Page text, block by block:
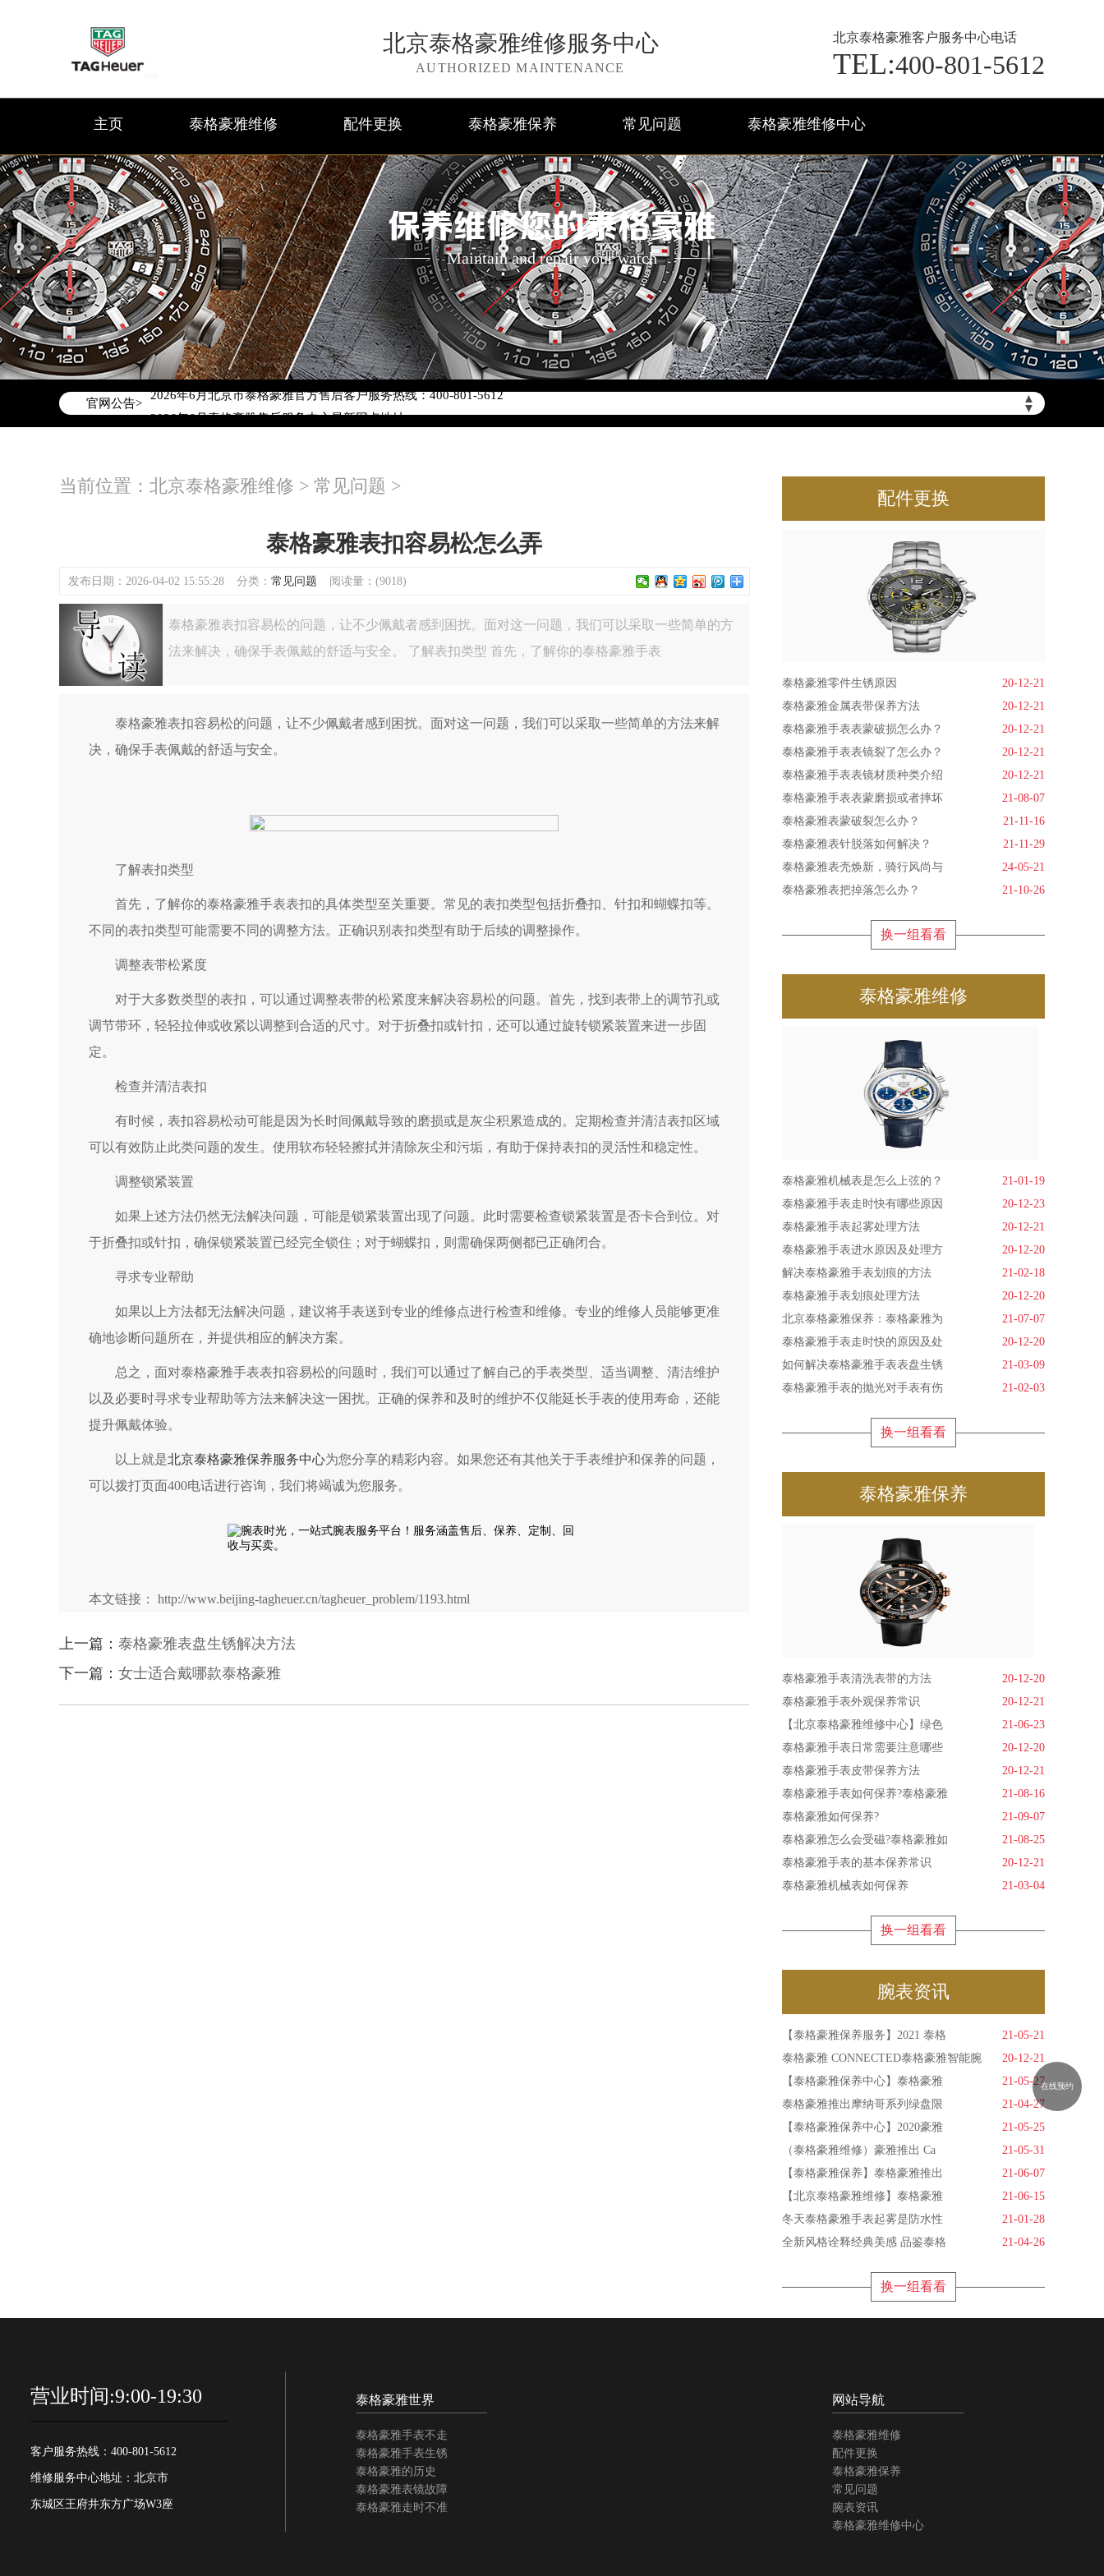
北京泰格豪雅维修服务中心
AUTHORIZED MAINTENANCE
北京泰格豪雅客户服务中心电话
TEL:400-801-5612
主页 泰格豪雅维修 配件更换 泰格豪雅保养 常见问题 泰格豪雅维修中心
保养维修您的泰格豪雅
Maintain and repair your watch
官网公告> ▲
▼
2026年6月泰格豪雅北京市售后服务网络优化升级公告
2026年6月北京市泰格豪雅官方售后客户服务热线：400-801-5612
2026年6月泰格豪雅售后服务中心最新网点地址：
北京市朝阳区建国门外大街甲6号华熙国际中心D座11层1102室泰格豪雅售后服务中心（需提前预约）
当前位置： 北京泰格豪雅维修 > 常见问题 >
泰格豪雅表扣容易松怎么弄
发布日期：2026-04-02 15:55:28 分类： 常见问题 阅读量：(9018)
泰格豪雅表扣容易松的问题，让不少佩戴者感到困扰。面对这一问题，我们可以采取一些简单的方
法来解决，确保手表佩戴的舒适与安全。 了解表扣类型 首先，了解你的泰格豪雅手表
泰格豪雅表扣容易松的问题，让不少佩戴者感到困扰。面对这一问题，我们可以采取一些简单的方法来解
决，确保手表佩戴的舒适与安全。
了解表扣类型
首先，了解你的泰格豪雅手表表扣的具体类型至关重要。常见的表扣类型包括折叠扣、针扣和蝴蝶扣等。
不同的表扣类型可能需要不同的调整方法。正确识别表扣类型有助于后续的调整操作。
调整表带松紧度
对于大多数类型的表扣，可以通过调整表带的松紧度来解决容易松的问题。首先，找到表带上的调节孔或
调节带环，轻轻拉伸或收紧以调整到合适的尺寸。对于折叠扣或针扣，还可以通过旋转锁紧装置来进一步固
定。
检查并清洁表扣
有时候，表扣容易松动可能是因为长时间佩戴导致的磨损或是灰尘积累造成的。定期检查并清洁表扣区域
可以有效防止此类问题的发生。使用软布轻轻擦拭并清除灰尘和污垢，有助于保持表扣的灵活性和稳定性。
调整锁紧装置
如果上述方法仍然无法解决问题，可能是锁紧装置出现了问题。此时需要检查锁紧装置是否卡合到位。对
于折叠扣或针扣，确保锁紧装置已经完全锁住；对于蝴蝶扣，则需确保两侧都已正确闭合。
寻求专业帮助
如果以上方法都无法解决问题，建议将手表送到专业的维修点进行检查和维修。专业的维修人员能够更准
确地诊断问题所在，并提供相应的解决方案。
总之，面对泰格豪雅手表表扣容易松的问题时，我们可以通过了解自己的手表类型、适当调整、清洁维护
以及必要时寻求专业帮助等方法来解决这一困扰。正确的保养和及时的维护不仅能延长手表的使用寿命，还能
提升佩戴体验。
以上就是北京泰格豪雅保养服务中心为您分享的精彩内容。如果您还有其他关于手表维护和保养的问题，
可以拨打页面400电话进行咨询，我们将竭诚为您服务。
本文链接： http://www.beijing-tagheuer.cn/tagheuer_problem/1193.html
上一篇： 泰格豪雅表盘生锈解决方法
下一篇： 女士适合戴哪款泰格豪雅
配件更换
泰格豪雅零件生锈原因
20-12-21
泰格豪雅金属表带保养方法
20-12-21
泰格豪雅手表表蒙破损怎么办？
20-12-21
泰格豪雅手表表镜裂了怎么办？
20-12-21
泰格豪雅手表表镜材质种类介绍
20-12-21
泰格豪雅手表表蒙磨损或者摔坏
21-08-07
泰格豪雅表蒙破裂怎么办？
21-11-16
泰格豪雅表针脱落如何解决？
21-11-29
泰格豪雅表壳焕新，骑行风尚与
24-05-21
泰格豪雅表把掉落怎么办？
21-10-26
换一组看看
泰格豪雅维修
泰格豪雅机械表是怎么上弦的？
21-01-19
泰格豪雅手表走时快有哪些原因
20-12-23
泰格豪雅手表起雾处理方法
20-12-21
泰格豪雅手表进水原因及处理方
20-12-20
解决泰格豪雅手表划痕的方法
21-02-18
泰格豪雅手表划痕处理方法
20-12-20
北京泰格豪雅保养：泰格豪雅为
21-07-07
泰格豪雅手表走时快的原因及处
20-12-20
如何解决泰格豪雅手表表盘生锈
21-03-09
泰格豪雅手表的抛光对手表有伤
21-02-03
换一组看看
泰格豪雅保养
泰格豪雅手表清洗表带的方法
20-12-20
泰格豪雅手表外观保养常识
20-12-21
【北京泰格豪雅维修中心】绿色
21-06-23
泰格豪雅手表日常需要注意哪些
20-12-20
泰格豪雅手表皮带保养方法
20-12-21
泰格豪雅手表如何保养?泰格豪雅
21-08-16
泰格豪雅如何保养?
21-09-07
泰格豪雅怎么会受磁?泰格豪雅如
21-08-25
泰格豪雅手表的基本保养常识
20-12-21
泰格豪雅机械表如何保养
21-03-04
换一组看看
腕表资讯
【泰格豪雅保养服务】2021 泰格
21-05-21
泰格豪雅 CONNECTED泰格豪雅智能腕
20-12-21
【泰格豪雅保养中心】泰格豪雅
21-05-27
泰格豪雅推出摩纳哥系列绿盘限
21-04-27
【泰格豪雅保养中心】2020豪雅
21-05-25
（泰格豪雅维修）豪雅推出 Ca
21-05-31
【泰格豪雅保养】泰格豪雅推出
21-06-07
【北京泰格豪雅维修】泰格豪雅
21-06-15
冬天泰格豪雅手表起雾是防水性
21-01-28
全新风格诠释经典美感 品鉴泰格
21-04-26
换一组看看
营业时间:9:00-19:30
客户服务热线：400-801-5612
维修服务中心地址：北京市
东城区王府井东方广场W3座
泰格豪雅世界
泰格豪雅手表不走
泰格豪雅手表生锈
泰格豪雅的历史
泰格豪雅表镜故障
泰格豪雅走时不准
网站导航
泰格豪雅维修
配件更换
泰格豪雅保养
常见问题
腕表资讯
泰格豪雅维修中心
在线预约